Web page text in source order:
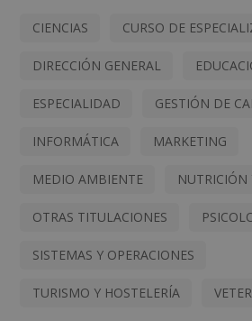
CIENCIAS CURSO DE
DIRECCIÓN GENERAL
ESPECIALIDAD GESTIÓN DE
INFORMÁTICA MARKETING
MEDIO AMBIENTE NUTRICIÓN
OTRAS TITULACIONES
SISTEMAS Y OPERACIONES
TURISMO Y HOSTELERÍA